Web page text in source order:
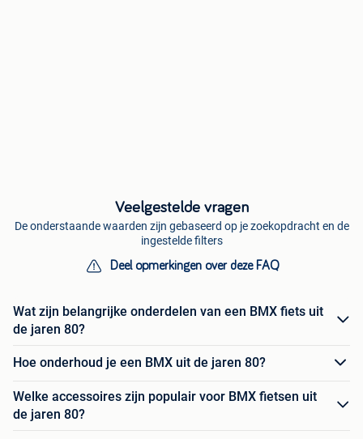
Veelgestelde vragen
De onderstaande waarden zijn gebaseerd op je zoekopdracht en de
ingestelde filters
Deel opmerkingen over deze FAQ
Wat zijn belangrijke onderdelen van een BMX fiets uit
de jaren 80?
Hoe onderhoud je een BMX uit de jaren 80?
Welke accessoires zijn populair voor BMX fietsen uit
de jaren 80?